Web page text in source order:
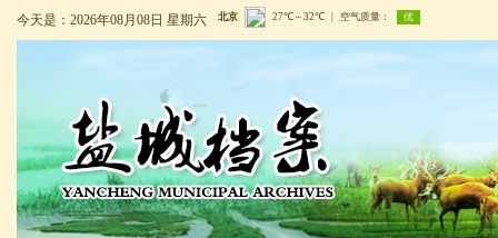
今天是：2026年08月08日 星期六